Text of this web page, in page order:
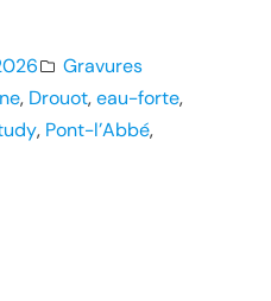
Gravures
, Drouot, eau-forte,
, Pont-l’Abbé,